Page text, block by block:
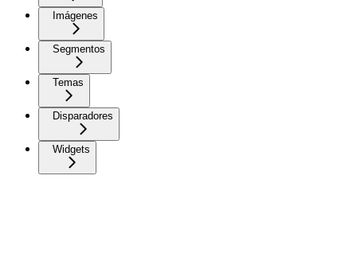
Imágenes
Segmentos
Temas
Disparadores
Widgets